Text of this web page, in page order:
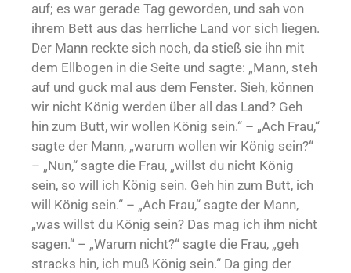
auf; es war gerade Tag geworden, und sah von
ihrem Bett aus das herrliche Land vor sich liegen.
Der Mann reckte sich noch, da stieß sie ihn mit
dem Ellbogen in die Seite und sagte: „Mann, steh
auf und guck mal aus dem Fenster. Sieh, können
wir nicht König werden über all das Land? Geh
hin zum Butt, wir wollen König sein.“ – „Ach Frau,“
sagte der Mann, „warum wollen wir König sein?“
– „Nun,“ sagte die Frau, „willst du nicht König
sein, so will ich König sein. Geh hin zum Butt, ich
will König sein.“ – „Ach Frau,“ sagte der Mann,
„was willst du König sein? Das mag ich ihm nicht
sagen.“ – „Warum nicht?“ sagte die Frau, „geh
stracks hin, ich muß König sein.“ Da ging der